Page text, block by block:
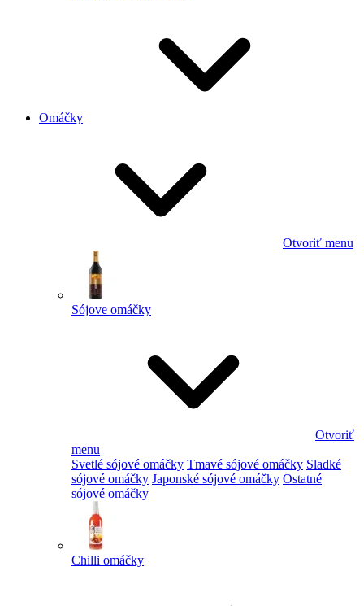
Omáčky
Otvoriť menu
Sójove omáčky
Otvoriť
menu
Svetlé sójové omáčky Tmavé sójové omáčky Sladké
sójové omáčky Japonské sójové omáčky Ostatné
sójové omáčky
Chilli omáčky